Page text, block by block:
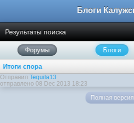
Результаты поиска
Форумы Блоги
Итоги спора
Отправил Tequila13
отправлено 08 Dec 2013 18:23
Полная версия